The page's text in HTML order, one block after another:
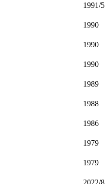
1991/5
1990
1990
1990
1989
1988
1986
1979
1979
2022/8